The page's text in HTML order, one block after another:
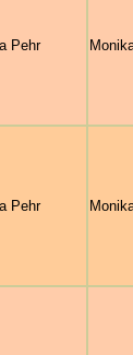
Pehr
Pehr